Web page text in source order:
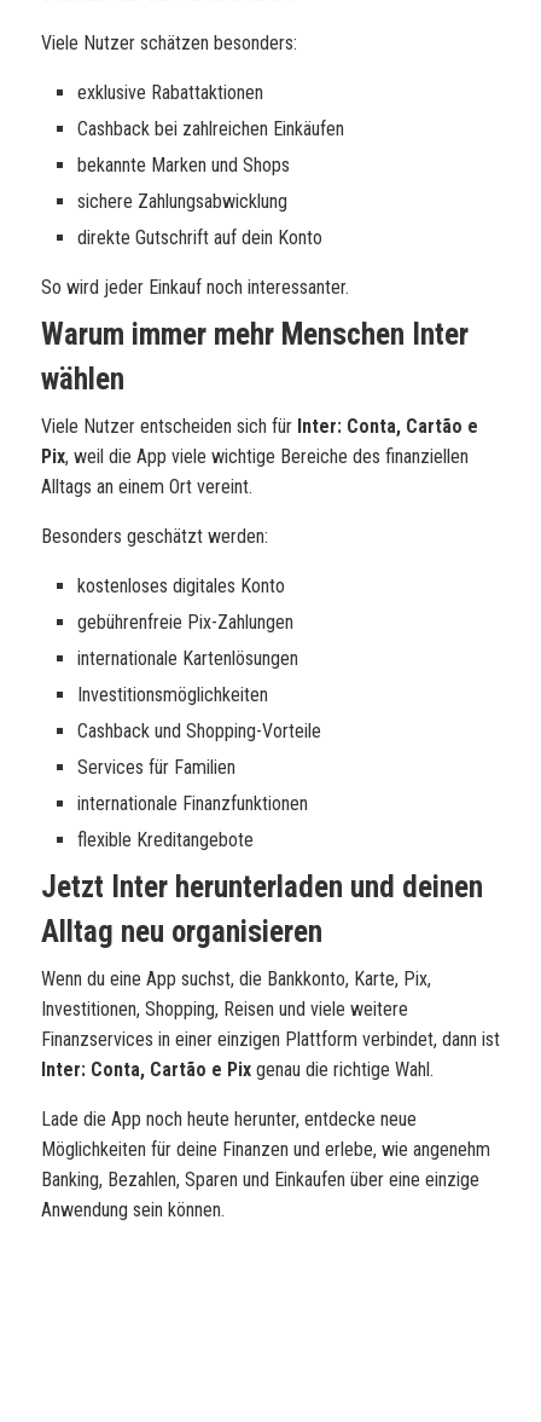
Viele Nutzer schätzen besonders:
exklusive Rabattaktionen
Cashback bei zahlreichen Einkäufen
bekannte Marken und Shops
sichere Zahlungsabwicklung
direkte Gutschrift auf dein Konto
So wird jeder Einkauf noch interessanter.
Warum immer mehr Menschen Inter
wählen
Viele Nutzer entscheiden sich für Inter: Conta, Cartão e
Pix, weil die App viele wichtige Bereiche des finanziellen
Alltags an einem Ort vereint.
Besonders geschätzt werden:
kostenloses digitales Konto
gebührenfreie Pix-Zahlungen
internationale Kartenlösungen
Investitionsmöglichkeiten
Cashback und Shopping-Vorteile
Services für Familien
internationale Finanzfunktionen
flexible Kreditangebote
Jetzt Inter herunterladen und deinen
Alltag neu organisieren
Wenn du eine App suchst, die Bankkonto, Karte, Pix,
Investitionen, Shopping, Reisen und viele weitere
Finanzservices in einer einzigen Plattform verbindet, dann ist
Inter: Conta, Cartão e Pix genau die richtige Wahl.
Lade die App noch heute herunter, entdecke neue
Möglichkeiten für deine Finanzen und erlebe, wie angenehm
Banking, Bezahlen, Sparen und Einkaufen über eine einzige
Anwendung sein können.